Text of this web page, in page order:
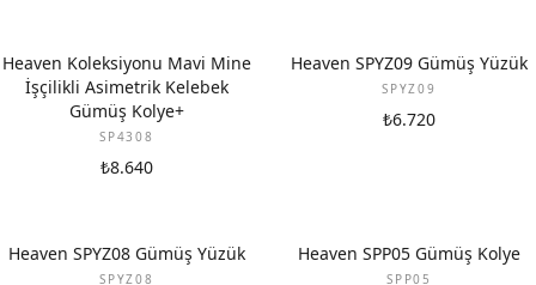
Heaven Koleksiyonu Mavi Mine
İşçilikli Asimetrik Kelebek
Gümüş Kolye+
SP4308
₺8.640
Heaven SPYZ09 Gümüş Yüzük
SPYZ09
₺6.720
Heaven SPYZ08 Gümüş Yüzük
SPYZ08
Heaven SPP05 Gümüş Kolye
SPP05